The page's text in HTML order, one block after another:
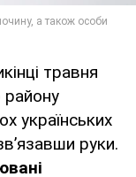
травня
району
українських
руки.